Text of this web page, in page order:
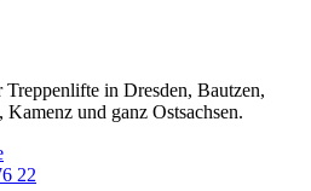
in Dresden, Bautzen,
und ganz Ostsachsen.
22